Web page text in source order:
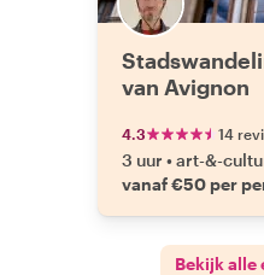
van Avignon
4.3 14
3 uur •art-&-
vanaf €50 per
Bekijk alle